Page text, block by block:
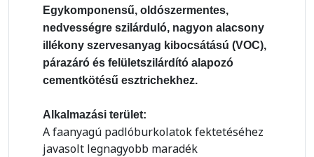
Egykomponensű, oldószermentes,
nedvességre szilárduló, nagyon alacsony
illékony szervesanyag kibocsátású (VOC),
párazáró és felületszilárdító alapozó
cementkötésű esztrichekhez.
Alkalmazási terület:
A faanyagú padlóburkolatok fektetéséhez
javasolt legnagyobb maradék